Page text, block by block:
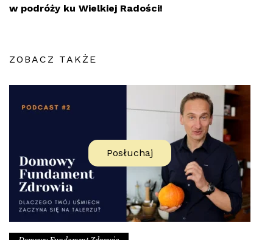
w podróży ku Wielkiej Radości!
ZOBACZ TAKŻE
Posłuchaj